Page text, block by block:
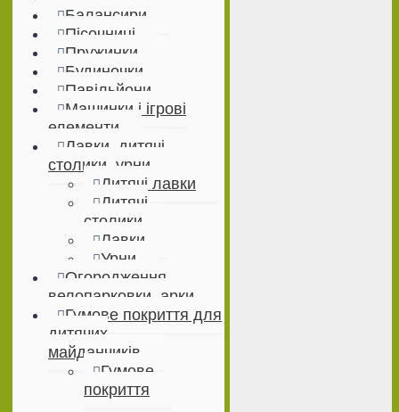
Балансири
Пісочниці
Пружинки
Будиночки
Павільйони
Машинки і ігрові
елементи
Лавки, дитячі
столики, урни
Дитячі лавки
Дитячі
столики
Лавки
Урни
Огородження,
велопарковки, арки
Гумове покриття для
дитячих
майданчиків
Гумове
покриття